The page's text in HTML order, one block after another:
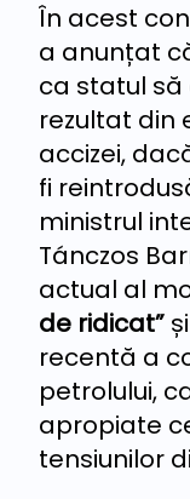
În acest
a anunțat
ca statul
rezultat din
accizei,
fi
ministrul
Tánczos
actual al
de ridicat”
recentă a
petrolului,
apropiate
tensiunilor